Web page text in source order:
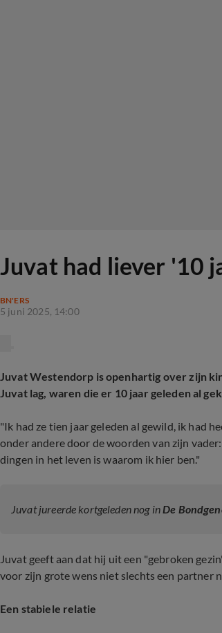
Juvat had liever '10
BN'ERS
5 juni 2025, 14:00
Juvat Westendorp is openhartig over zijn
Juvat lag, waren die er 10 jaar geleden al
"Ik had ze tien jaar geleden al gewild, ik had
onder andere door de woorden van zijn
dingen in het leven is waarom ik hier ben."
Juvat jureerde kortgeleden nog in De
Juvat geeft aan dat hij uit een "gebroken
voor zijn grote wens niet slechts een partner
Een stabiele relatie